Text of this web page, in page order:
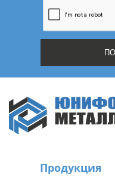
Продукция